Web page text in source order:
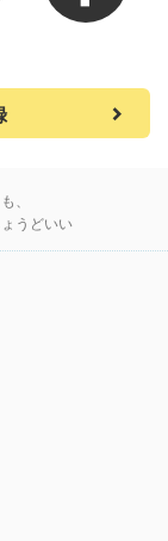
、
うどいい